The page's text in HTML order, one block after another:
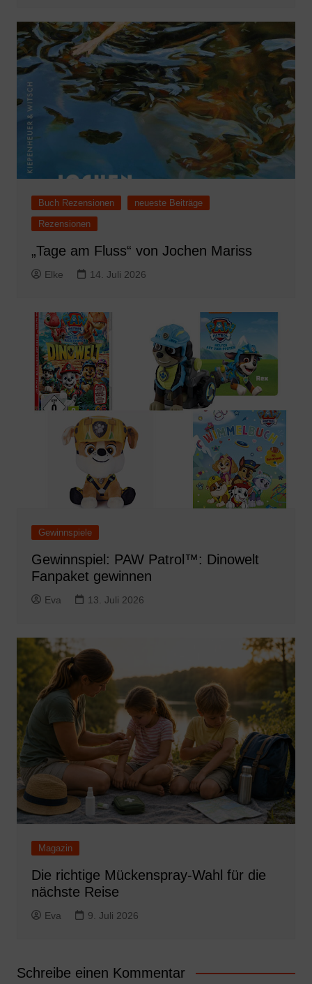
Buch Rezensionen
neueste Beiträge
Rezensionen
„Tage am Fluss“ von Jochen Mariss
Elke 14. Juli 2026
Gewinnspiele
Gewinnspiel: PAW Patrol™: Dinowelt
Fanpaket gewinnen
Eva 13. Juli 2026
Magazin
Die richtige Mückenspray-Wahl für die
nächste Reise
Eva 9. Juli 2026
Schreibe einen Kommentar